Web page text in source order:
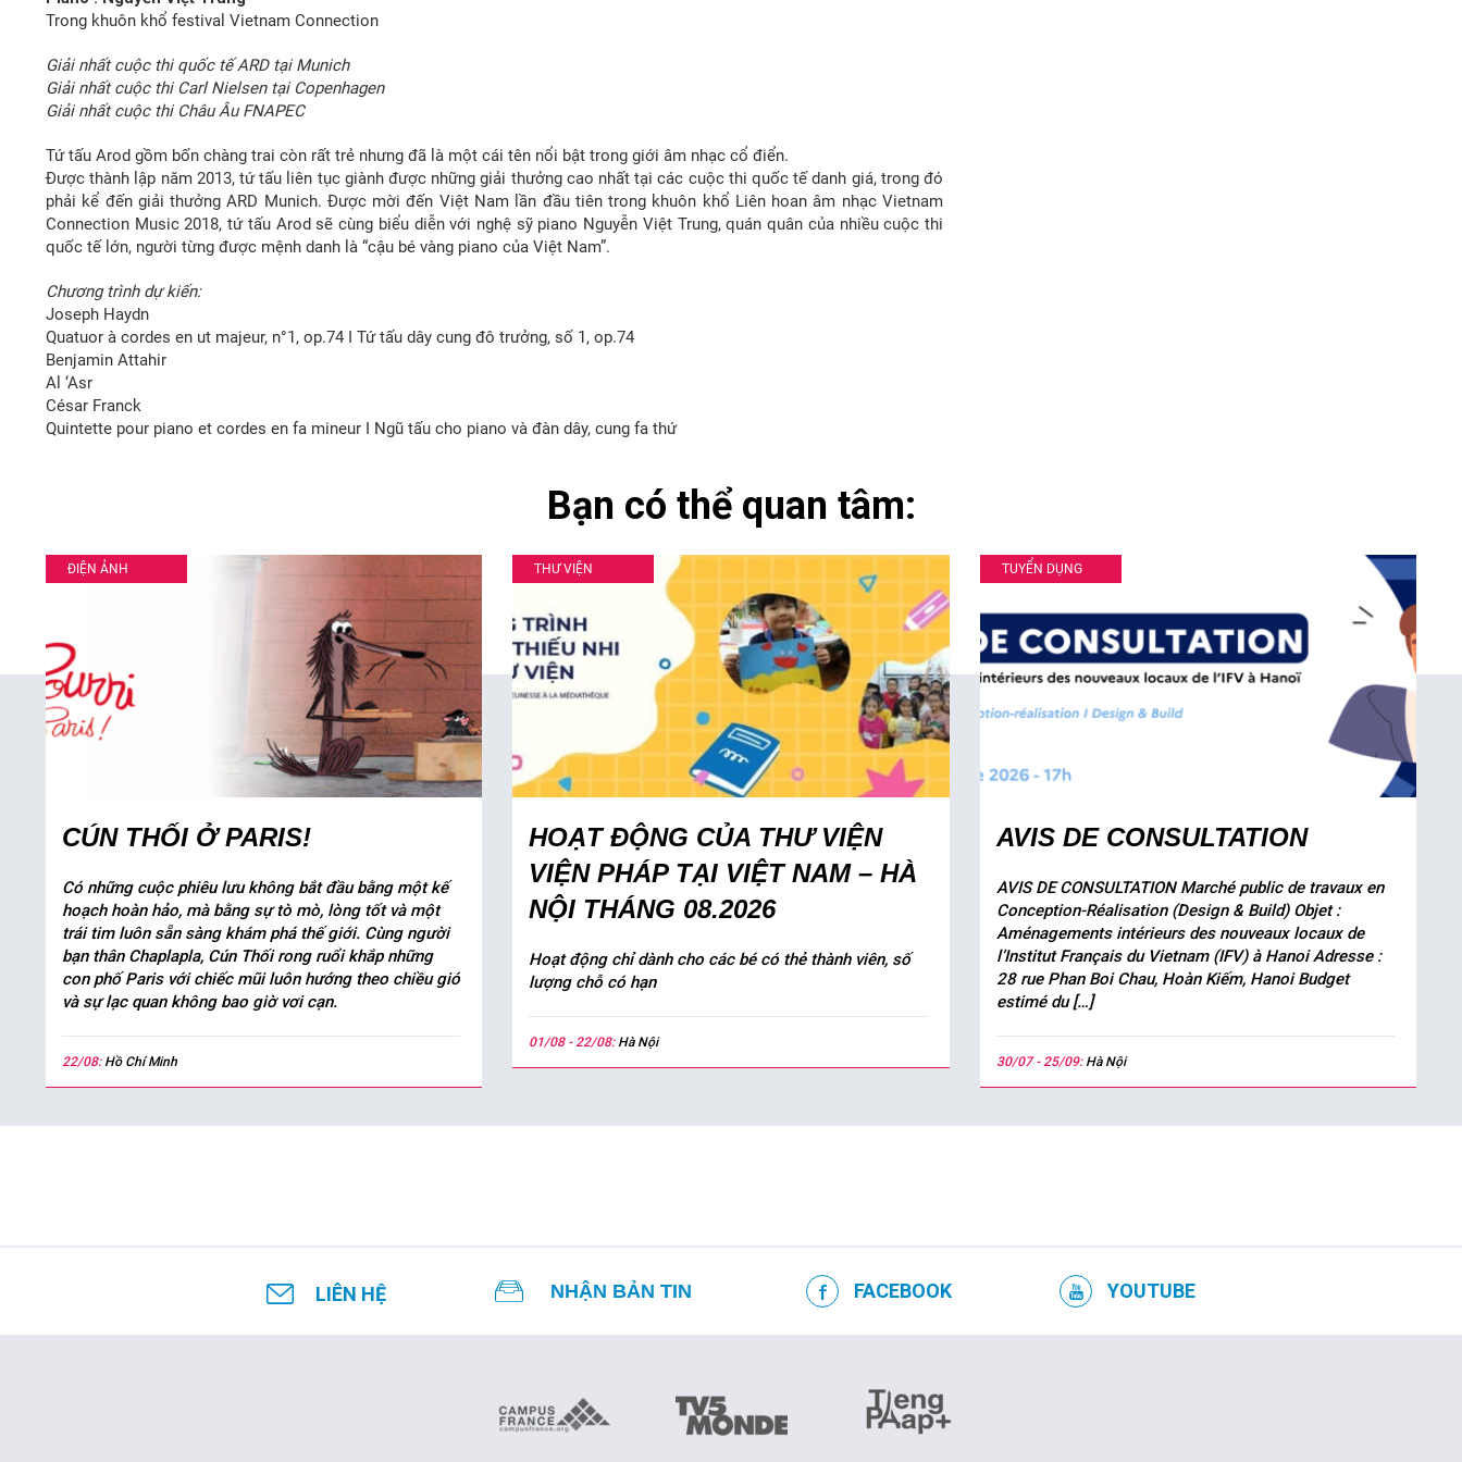
Trong khuôn khổ festival Vietnam Connection
Giải nhất cuộc thi quốc tế ARD tại Munich
Giải nhất cuộc thi Carl Nielsen tại Copenhagen
Giải nhất cuộc thi Châu Âu FNAPEC
Tứ tấu Arod gồm bốn chàng trai còn rất trẻ nhưng đã là một cái tên nổi bật trong giới âm nhạc cổ điển.
Được thành lập năm 2013, tứ tấu liên tục giành được những giải thưởng cao nhất tại các cuộc thi quốc tế danh giá, trong đó
phải kể đến giải thưởng ARD Munich. Được mời đến Việt Nam lần đầu tiên trong khuôn khổ Liên hoan âm nhạc Vietnam
Connection Music 2018, tứ tấu Arod sẽ cùng biểu diễn với nghệ sỹ piano Nguyễn Việt Trung, quán quân của nhiều cuộc thi
quốc tế lớn, người từng được mệnh danh là “cậu bé vàng piano của Việt Nam”.
Chương trình dự kiến:
Joseph Haydn
Quatuor à cordes en ut majeur, n°1, op.74 I Tứ tấu dây cung đô trưởng, số 1, op.74
Benjamin Attahir
Al ‘Asr
César Franck
Quintette pour piano et cordes en fa mineur I Ngũ tấu cho piano và đàn dây, cung fa thứ
Bạn có thể quan tâm:
ĐIỆN ẢNH
CÚN THỐI Ở PARIS!
Có những cuộc phiêu lưu không bắt đầu bằng một kế
hoạch hoàn hảo, mà bằng sự tò mò, lòng tốt và một
trái tim luôn sẵn sàng khám phá thế giới. Cùng người
bạn thân Chaplapla, Cún Thối rong ruổi khắp những
con phố Paris với chiếc mũi luôn hướng theo chiều gió
và sự lạc quan không bao giờ vơi cạn.
22/08: Hồ Chí Minh
THƯ VIỆN
HOẠT ĐỘNG CỦA THƯ VIỆN
VIỆN PHÁP TẠI VIỆT NAM – HÀ
NỘI THÁNG 08.2026
Hoạt động chỉ dành cho các bé có thẻ thành viên, số
lượng chỗ có hạn
01/08 - 22/08: Hà Nội
TUYỂN DỤNG
AVIS DE CONSULTATION
AVIS DE CONSULTATION Marché public de travaux en
Conception-Réalisation (Design & Build) Objet :
Aménagements intérieurs des nouveaux locaux de
l’Institut Français du Vietnam (IFV) à Hanoi Adresse :
28 rue Phan Boi Chau, Hoàn Kiếm, Hanoi Budget
estimé du […]
30/07 - 25/09: Hà Nội
LIÊN HỆ NHẬN BẢN TIN FACEBOOK YOUTUBE